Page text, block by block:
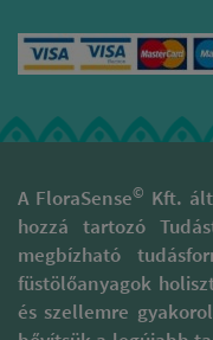
A FloraSense© Kft.
hozzá tartozó
megbízható
füstölőanyagok
és szellemre